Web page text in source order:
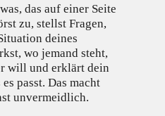
das auf einer Seite
zu, stellst Fragen,
deines
wo jemand steht,
will und erklärt dein
passt. Das macht
unvermeidlich.